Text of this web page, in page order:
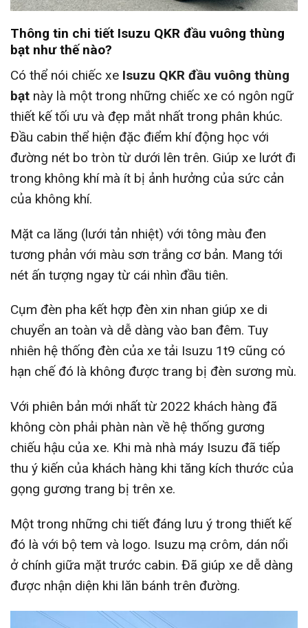
Thông tin chi tiết Isuzu QKR đầu vuông thùng
bạt như thế nào?
Có thể nói chiếc xe Isuzu QKR đầu vuông thùng
bạt này là một trong những chiếc xe có ngôn ngữ
thiết kế tối ưu và đẹp mắt nhất trong phân khúc.
Đầu cabin thể hiện đặc điểm khí động học với
đường nét bo tròn từ dưới lên trên. Giúp xe lướt đi
trong không khí mà ít bị ảnh hưởng của sức cản
của không khí.
Mặt ca lăng (lưới tản nhiệt) với tông màu đen
tương phản với màu sơn trắng cơ bản. Mang tới
nét ấn tượng ngay từ cái nhìn đầu tiên.
Cụm đèn pha kết hợp đèn xin nhan giúp xe di
chuyển an toàn và dễ dàng vào ban đêm. Tuy
nhiên hệ thống đèn của xe tải Isuzu 1t9 cũng có
hạn chế đó là không được trang bị đèn sương mù.
Với phiên bản mới nhất từ 2022 khách hàng đã
không còn phải phàn nàn về hệ thống gương
chiếu hậu của xe. Khi mà nhà máy Isuzu đã tiếp
thu ý kiến của khách hàng khi tăng kích thước của
gọng gương trang bị trên xe.
Một trong những chi tiết đáng lưu ý trong thiết kế
đó là với bộ tem và logo. Isuzu mạ crôm, dán nổi
ở chính giữa mặt trước cabin. Đã giúp xe dễ dàng
được nhận diện khi lăn bánh trên đường.